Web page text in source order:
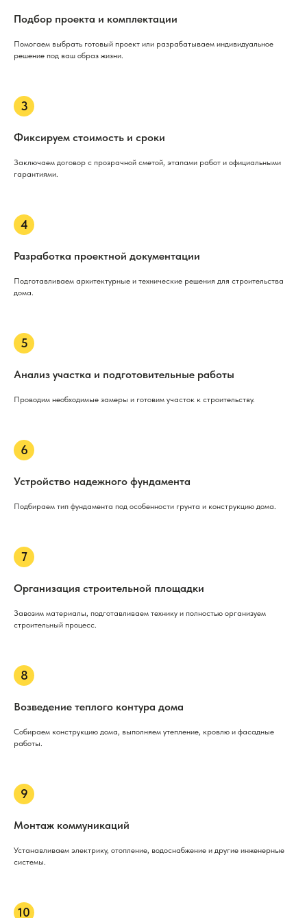
Подбор проекта и комплектации
Помогаем выбрать готовый проект или разрабатываем индивидуальное
решение под ваш образ жизни.
Фиксируем стоимость и сроки
Заключаем договор с прозрачной сметой, этапами работ и официальными
гарантиями.
Разработка проектной документации
Подготавливаем архитектурные и технические решения для строительства
дома.
Анализ участка и подготовительные работы
Проводим необходимые замеры и готовим участок к строительству.
Устройство надежного фундамента
Подбираем тип фундамента под особенности грунта и конструкцию дома.
Организация строительной площадки
Завозим материалы, подготавливаем технику и полностью организуем
строительный процесс.
Возведение теплого контура дома
Собираем конструкцию дома, выполняем утепление, кровлю и фасадные
работы.
Монтаж коммуникаций
Устанавливаем электрику, отопление, водоснабжение и другие инженерные
системы.